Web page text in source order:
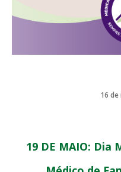
16
19 DE MAIO: Dia